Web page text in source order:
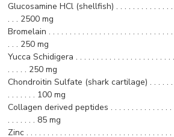
Glucosamine HCl (shellfish) . . . . . . . . . . . . . .
. . . 2500 mg
Bromelain . . . . . . . . . . . . . . . . . . . . . . . . . . . . .
. . . 250 mg
Yucca Schidigera . . . . . . . . . . . . . . . . . . . . . . .
. . . . . 250 mg
Chondroitin Sulfate (shark cartilage) . . . . . . .
. . . . . . . 100 mg
Collagen derived peptides . . . . . . . . . . . . . . .
. . . . . . . 85 mg
Zinc . . . . . . . . . . . . . . . . . . . . . . . . . . . . . . . . . .